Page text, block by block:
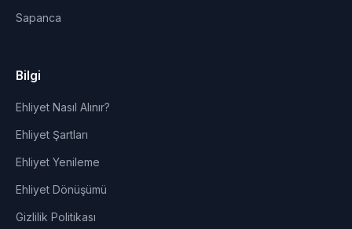
Sapanca
Bilgi
Ehliyet Nasıl Alınır?
Ehliyet Şartları
Ehliyet Yenileme
Ehliyet Dönüşümü
Gizlilik Politikası